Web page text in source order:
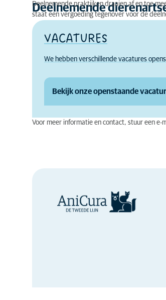
Deelnemende
Deelnemende praktijken draaien af en toe
staat een vergoeding tegenover voor de
VACATURES
We hebben verschillende vacatures
Bekijk onze openstaande
Voor meer informatie en contact, stuur een e-